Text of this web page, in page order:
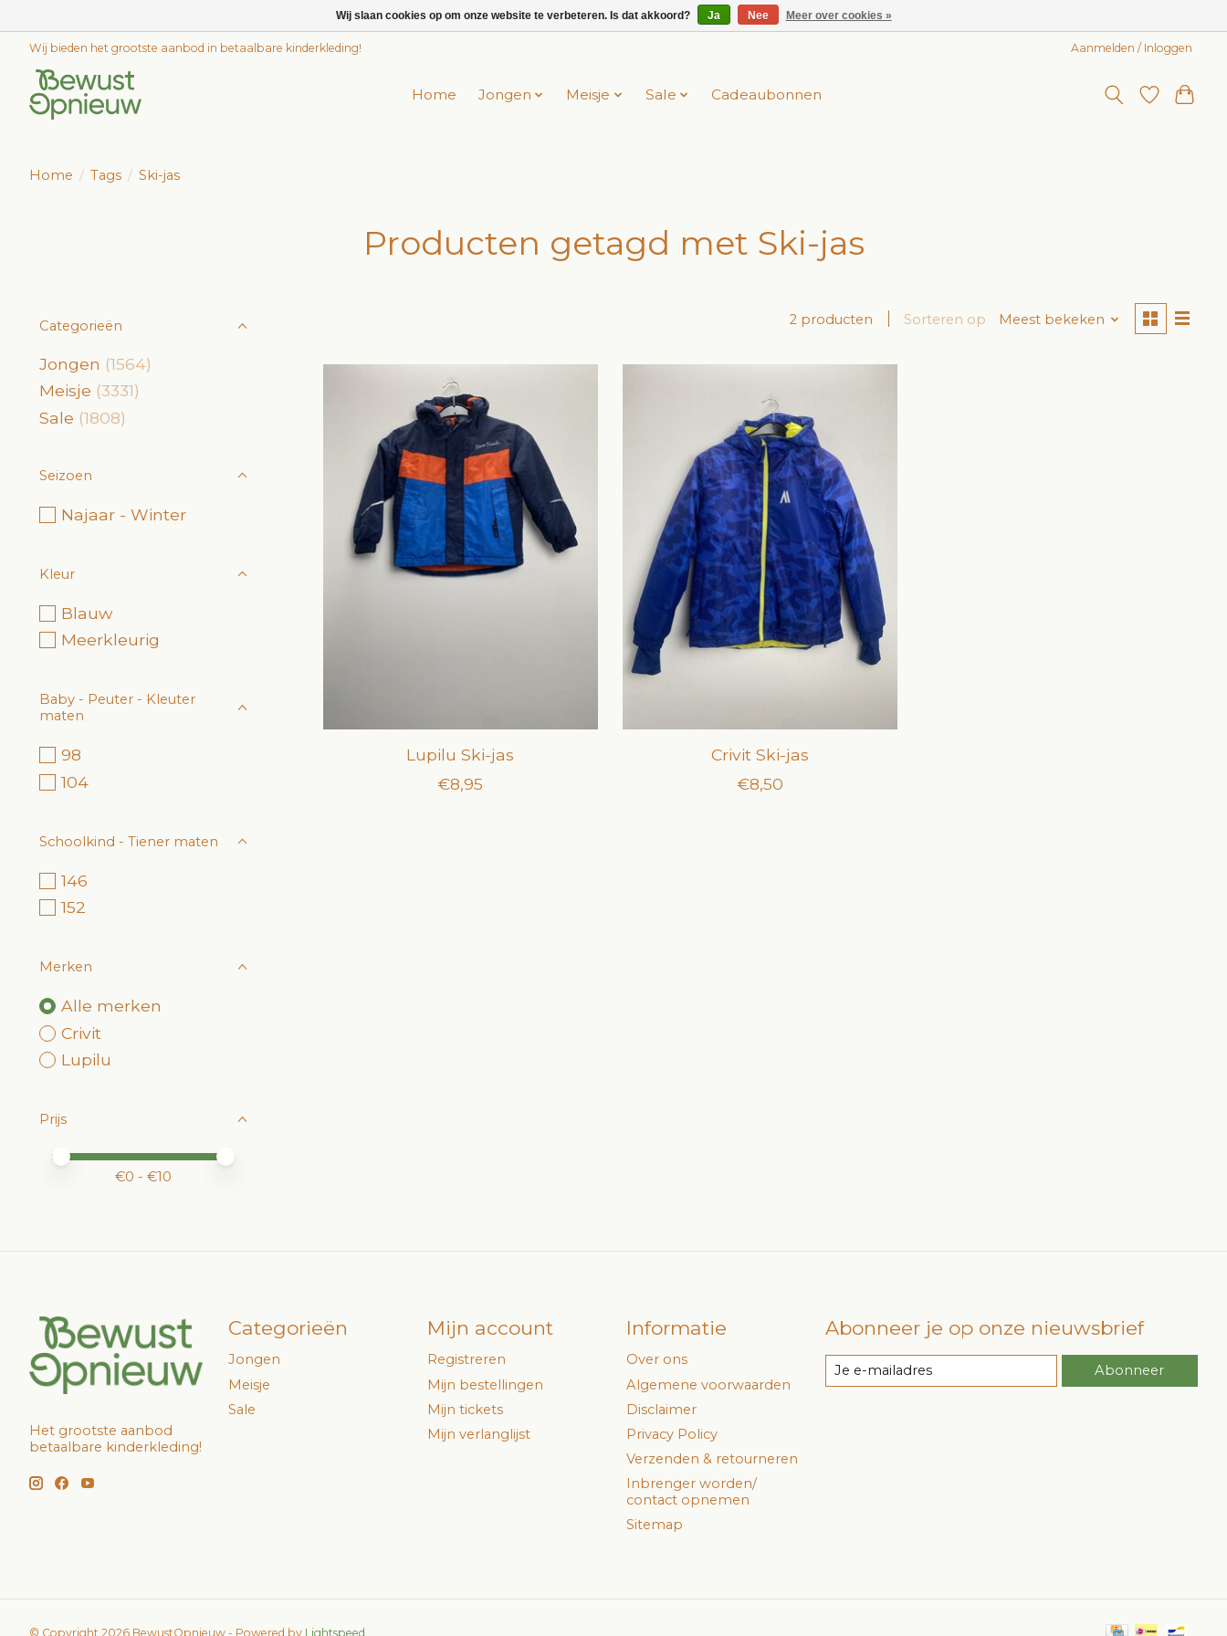
Wij bieden het grootste aanbod in betaalbare kinderkleding! Aanmelden / Inloggen
Home Jongen Meisje Sale Cadeaubonnen
Home / Tags / Ski-jas
Producten getagd met Ski-jas
Categorieën
Jongen (1564)
Meisje (3331)
Sale (1808)
Seizoen
Najaar - Winter
Kleur
Blauw
Meerkleurig
Baby - Peuter - Kleuter
maten
98
104
Schoolkind - Tiener maten
146
152
Merken
Alle merken
Crivit
Lupilu
Prijs
Minimale prijswaarde
Price maximum value
€0 - €10
2 producten Sorteren op Meest bekeken
Lupilu Ski-jas
€8,95
Crivit Ski-jas
€8,50
Het grootste aanbod
betaalbare kinderkleding!
Categorieën
Jongen
Meisje
Sale
Mijn account
Registreren
Mijn bestellingen
Mijn tickets
Mijn verlanglijst
Informatie
Over ons
Algemene voorwaarden
Disclaimer
Privacy Policy
Verzenden & retourneren
Inbrenger worden/
contact opnemen
Sitemap
Abonneer je op onze nieuwsbrief
Abonneer
© Copyright 2026 BewustOpnieuw - Powered by Lightspeed
Wij slaan cookies op om onze website te verbeteren. Is dat akkoord? Ja Nee Meer over cookies »